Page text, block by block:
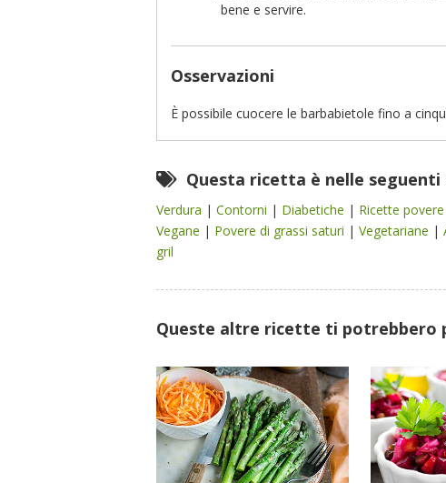
bene e servire.
Osservazioni
È possibile cuocere le barbabietole fino a
Questa ricetta è nelle
Verdura | Contorni | Diabetiche | Ricette
Vegane | Povere di grassi saturi | Vegetariane |
gril
Queste altre ricette ti potrebbero